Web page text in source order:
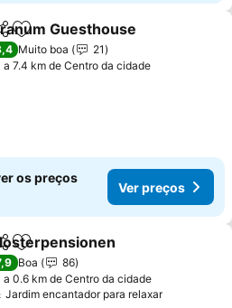
Adicionar aos favoritos
Guesthouse
Muito boa
21
a 7.4 km de Centro da cidade
os preços
Ver preços
Adicionar aos favoritos
Boa
86
a 0.6 km de Centro da cidade
Jardim encantador para relaxarVer